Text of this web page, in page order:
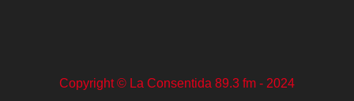
Copyright © La Consentida 89.3 fm - 2024